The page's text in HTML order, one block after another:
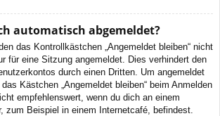
automatisch abgemeldet?
das Kontrollkästchen „Angemeldet bleiben“ nicht
für eine Sitzung angemeldet. Dies verhindert den
durch einen Dritten. Um angemeldet
Kästchen „Angemeldet bleiben“ beim Anmelden
empfehlenswert, wenn du dich an einem
zum Beispiel in einem Internetcafé, befindest.